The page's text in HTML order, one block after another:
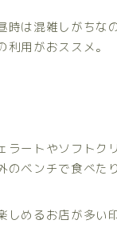
時は混雑しがちなの
用がおススメ。
ラートやソフトク
のベンチで食べたり
しめるお店が多い